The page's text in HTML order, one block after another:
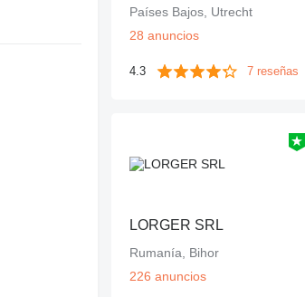
Países Bajos, Utrecht
28 anuncios
4.3 7 reseñas
LORGER SRL
Rumanía, Bihor
226 anuncios